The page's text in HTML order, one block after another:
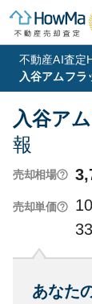
不動産AI査定
入谷アムフラ
入谷ア
報
売却相場
売却単価
あなた